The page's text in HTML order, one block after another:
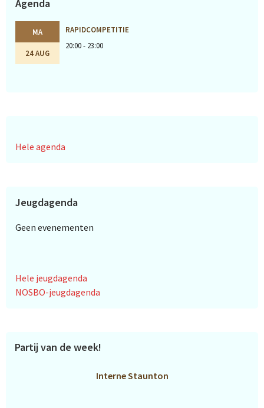
Agenda
MA
24 AUG
RAPIDCOMPETITIE
20:00 - 23:00
Hele agenda
Jeugdagenda
Geen evenementen
Hele jeugdagenda
NOSBO-jeugdagenda
Partij van de week!
Interne Staunton